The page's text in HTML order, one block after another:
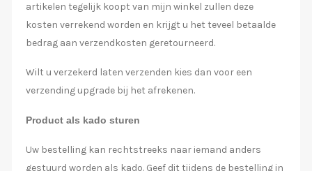
artikelen tegelijk koopt van mijn winkel zullen deze
kosten verrekend worden en krijgt u het teveel betaalde
bedrag aan verzendkosten geretourneerd.
Wilt u verzekerd laten verzenden kies dan voor een
verzending upgrade bij het afrekenen.
Product als kado sturen
Uw bestelling kan rechtstreeks naar iemand anders
gestuurd worden als kado. Geef dit tijdens de bestelling in